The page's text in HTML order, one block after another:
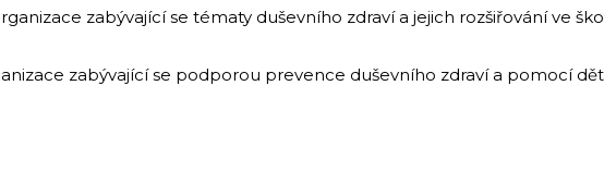
zabývající se tématy duševního zdraví a jejich rozšiřování ve
zabývající se podporou prevence duševního zdraví a pomocí